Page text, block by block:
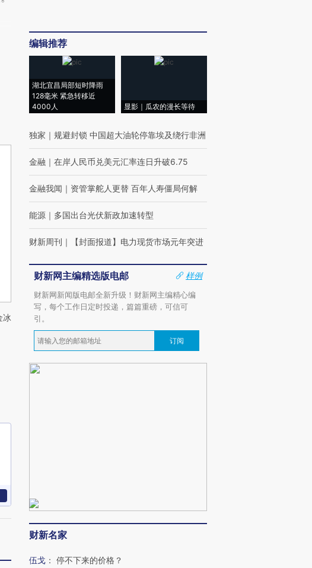
冰
编辑推荐
湖北宜昌局部短时降雨
128毫米 紧急转移近
4000人
显影｜瓜农的漫长等待
独家 ｜ 规避封锁 中国超大油轮停靠埃及绕行非洲
金融 ｜ 在岸人民币兑美元汇率连日升破6.75
金融我闻 ｜ 资管掌舵人更替 百年人寿僵局何解
能源 ｜ 多国出台光伏新政加速转型
财新周刊 ｜ 【封面报道】电力现货市场元年突进
财新网主编精选版电邮
样例
财新网新闻版电邮全新升级！财新网主编精心编
写，每个工作日定时投递，篇篇重磅，可信可
引。
订阅
财新名家
伍戈 ： 停不下来的价格？